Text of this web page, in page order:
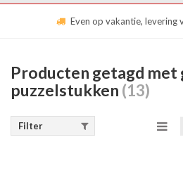
Even op vakantie, levering
Producten getagd met
puzzelstukken (13)
Filter